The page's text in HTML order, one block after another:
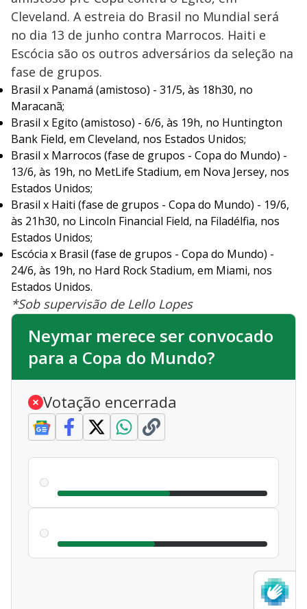
Cleveland. A estreia do Brasil no Mundial será
no dia 13 de junho contra Marrocos. Haiti e
Escócia são os outros adversários da seleção na
fase de grupos.
Brasil x Panamá (amistoso) - 31/5, às 18h30, no
Maracanã;
Brasil x Egito (amistoso) - 6/6, às 19h, no Huntington
Bank Field, em Cleveland, nos Estados Unidos;
Brasil x Marrocos (fase de grupos - Copa do Mundo) -
13/6, às 19h, no MetLife Stadium, em Nova Jersey, nos
Estados Unidos;
Brasil x Haiti (fase de grupos - Copa do Mundo) - 19/6,
às 21h30, no Lincoln Financial Field, na Filadélfia, nos
Estados Unidos;
Escócia x Brasil (fase de grupos - Copa do Mundo) -
24/6, às 19h, no Hard Rock Stadium, em Miami, nos
Estados Unidos.
*Sob supervisão de Lello Lopes
Neymar merece ser convocado
para a Copa do Mundo?
Votação encerrada
53.68%
46.32%